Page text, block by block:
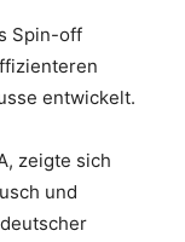
Spin-off
entwickelt.
zeigte sich
und